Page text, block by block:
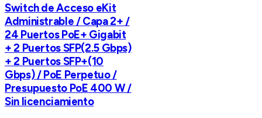
Switch de Acceso eKit
Administrable / Capa 2+ /
24 Puertos PoE+ Gigabit
+ 2 Puertos SFP(2.5 Gbps)
+ 2 Puertos SFP+(10
Gbps) / PoE Perpetuo /
Presupuesto PoE 400 W /
Sin licenciamiento